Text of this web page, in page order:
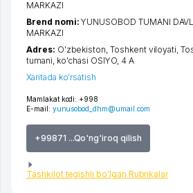
Mamlakat kodi: +998
E-mail: yunusobod_dhm@umail.com
+99871 ...Qo'ng'iroq qilish
Tashkilot tegishli bo'lgan Rubrikalar
MARKAZI
Brend nomi:YUNUSOBOD TUMANI
MARKAZI
Adres: O'zbekiston,Toshkent viloyati,
tumani, ko'chasi OSIYO, 4 A
Xaritada ko'rsatish